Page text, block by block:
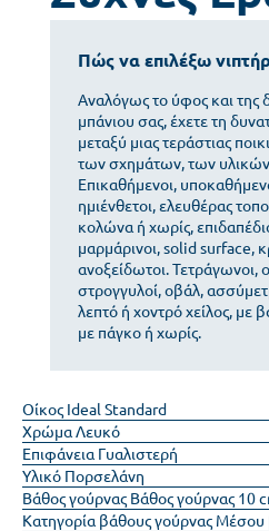
Πώς να επιλέξω
Αναλόγως το ύφος και της
μπάνιου σας, έχετε τη
μεταξύ μιας τεράστιας
των σχημάτων, των
Επικαθήμενοι,
ημιένθετοι, ελευθέρας
κολώνα ή χωρίς,
μαρμάρινοι, solid surface,
ανοξείδωτοι. Τετράγωνοι,
στρογγυλοί, οβάλ,
λεπτό ή χοντρό χείλος, με
με πάγκο ή χωρίς.
Οίκος Ideal Standard
ΧρώμαΛευκό
Επιφάνεια Γυαλιστερή
Υλικό Πορσελάνη
Βάθος γούρνας Βάθος γούρνας 10
Κατηγορία βάθους γούρνας Μέσου